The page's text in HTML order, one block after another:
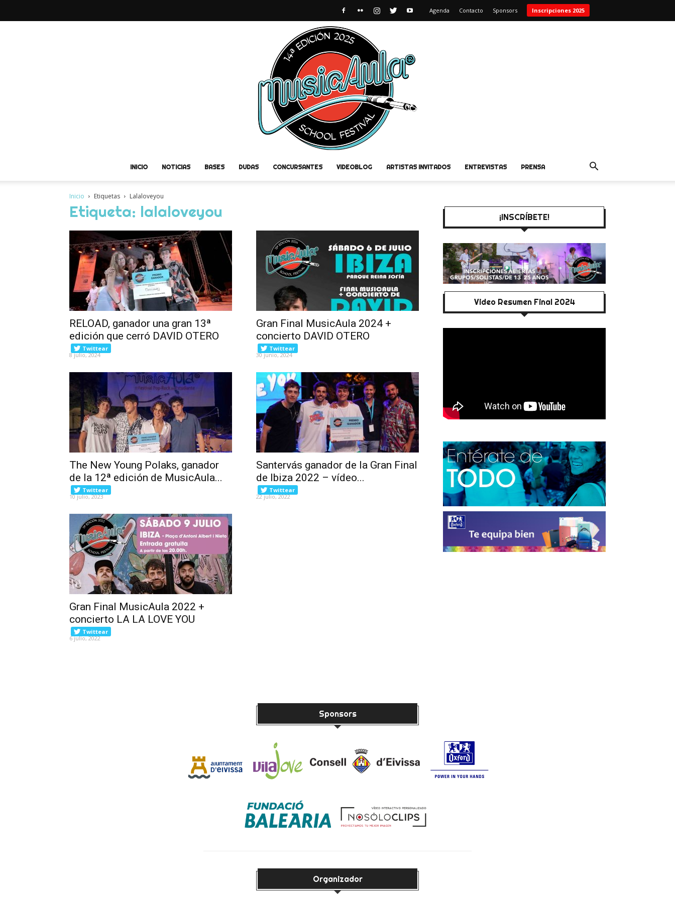
Agenda Contacto Sponsors Inscripciones 2025
INICIO NOTICIAS BASES DUDAS CONCURSANTES VIDEOBLOG ARTISTAS INVITADOS ENTREVISTAS PRENSA
Inicio Etiquetas Lalaloveyou
Etiqueta: lalaloveyou
RELOAD, ganador una gran 13ª
edición que cerró DAVID OTERO
Twittear
8 julio, 2024
Gran Final MusicAula 2024 +
concierto DAVID OTERO
Twittear
30 junio, 2024
The New Young Polaks, ganador
de la 12ª edición de MusicAula...
Twittear
10 julio, 2023
Santervás ganador de la Gran Final
de Ibiza 2022 – vídeo...
Twittear
22 julio, 2022
Gran Final MusicAula 2022 +
concierto LA LA LOVE YOU
Twittear
6 julio, 2022
¡INSCRÍBETE!
Video Resumen Final 2024
Sponsors
Organizador